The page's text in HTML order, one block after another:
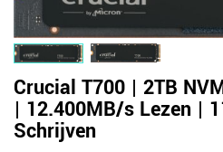
Crucial T700 | 2TB
| 12.400MB/s Lezen |
Schrijven